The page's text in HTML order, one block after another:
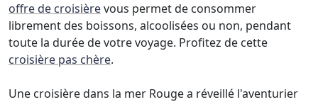
offre de croisièrevous permet de consommer
librement des boissons, alcoolisées ou non, pendant
toute la durée de votre voyage. Profitez de cette
croisière pas chère.
Une croisière dans la mer Rouge a réveillé l'aventurier